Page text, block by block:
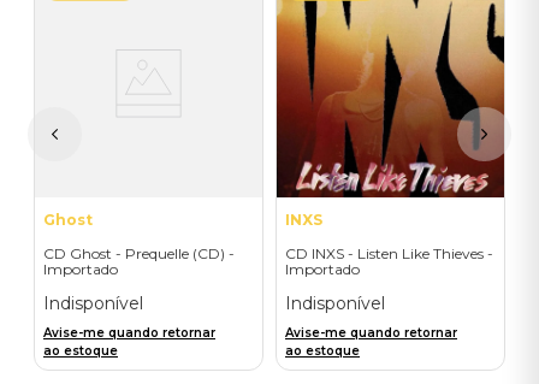
Ghost
CD Ghost - Prequelle (CD) -
Importado
Indisponível
Avise-me quando retornar
ao estoque
INXS
CD INXS - Listen Like Thieves -
Importado
Indisponível
Avise-me quando retornar
ao estoque